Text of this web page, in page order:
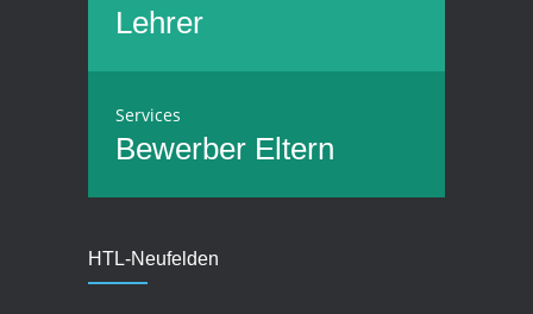
Lehrer
Services
Bewerber Eltern
HTL-Neufelden